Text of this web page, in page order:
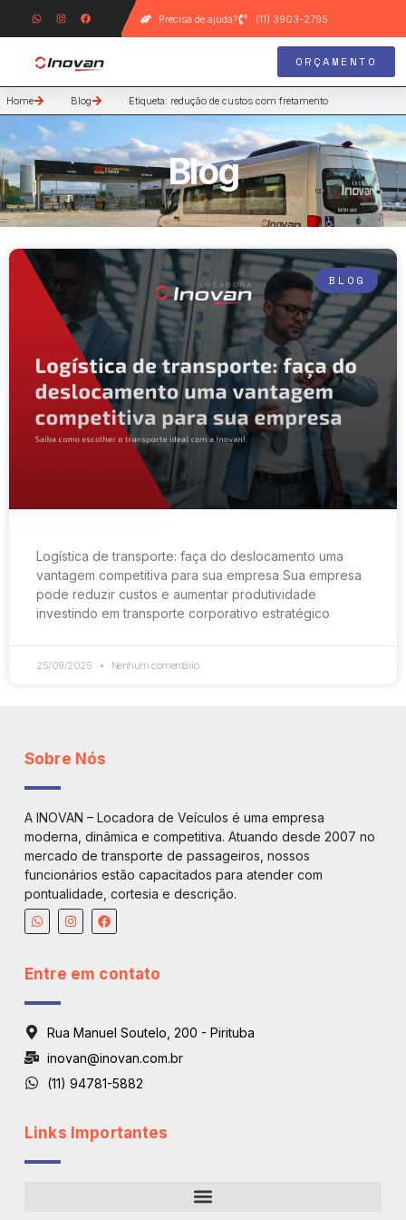
Precisa de ajuda? (11) 3903-2795
ORÇAMENTO
Home Blog Etiqueta: redução de custos com fretamento
Blog
BLOG
Logística de transporte: faça do deslocamento uma
vantagem competitiva para sua empresa Sua empresa
pode reduzir custos e aumentar produtividade
investindo em transporte corporativo estratégico
25/09/2025 Nenhum comentário
Sobre Nós
A INOVAN – Locadora de Veículos é uma empresa
moderna, dinâmica e competitiva. Atuando desde 2007 no
mercado de transporte de passageiros, nossos
funcionários estão capacitados para atender com
pontualidade, cortesia e descrição.
Entre em contato
Rua Manuel Soutelo, 200 - Pirituba
inovan@inovan.com.br
(11) 94781-5882
Links Importantes